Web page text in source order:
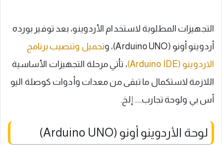
التجهيزات المطلوبة لاستخدام الأردوينو، بعد توفير بورده
أردوينو أونو (Arduino UNO)، و
تحميل وتنصيب برنامج
الاردوينو (Arduino IDE)
، تأتي مرحلة التجهيزات الأساسية
اللازمة لاستكمال ما تبقى من معدات وأدوات كوصلة اليو
أس بي ولوحة تجارب….. إلخ.
لوحة الأردوينو أونو (Arduino UNO)